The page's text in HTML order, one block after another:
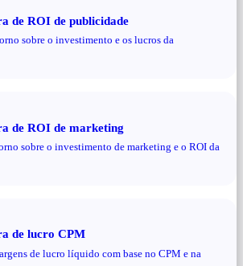
de ROI de publicidade
sobre o investimento e os lucros da
de ROI de marketing
sobre o investimento de marketing e o ROI da
de lucro CPM
de lucro líquido com base no CPM e na